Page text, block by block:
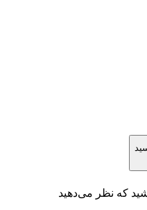
که نظر می‌دهید